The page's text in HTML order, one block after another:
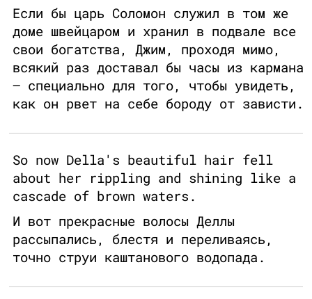
Если бы царь Соломон служил в том же
доме швейцаром и хранил в подвале все
свои богатства, Джим, проходя мимо,
всякий раз доставал бы часы из кармана
— специально для того, чтобы увидеть,
как он рвет на себе бороду от зависти.
So now Della's beautiful hair fell
about her rippling and shining like a
cascade of brown waters.
И вот прекрасные волосы Деллы
рассыпались, блестя и переливаясь,
точно струи каштанового водопада.